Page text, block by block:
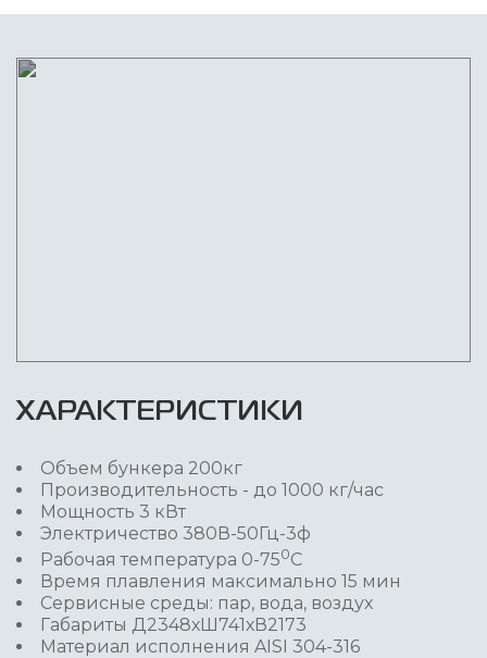
ХАРАКТЕРИСТИКИ
Объем бункера 200кг
Производительность - до 1000 кг/час
Мощность 3 кВт
Электричество 380В-50Гц-3ф
Рабочая температура 0-750С
Время плавления максимально 15 мин
Сервисные среды: пар, вода, воздух
Габариты Д2348хШ741хВ2173
Материал исполнения AISI 304-316